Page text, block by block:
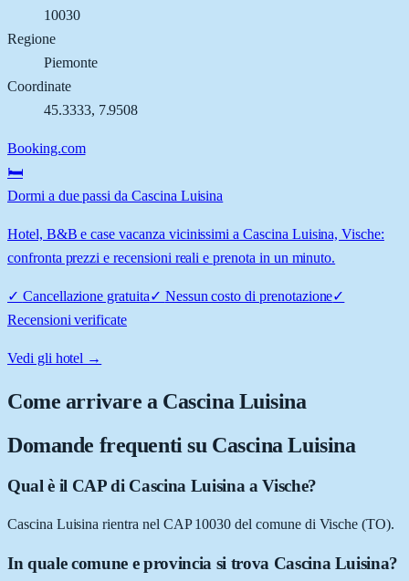
10030
Regione
Piemonte
Coordinate
45.3333, 7.9508
Booking.com
🛏️
Dormi a due passi da Cascina Luisina
Hotel, B&B e case vacanza vicinissimi a Cascina Luisina, Vische:
confronta prezzi e recensioni reali e prenota in un minuto.
✓ Cancellazione gratuita✓ Nessun costo di prenotazione✓
Recensioni verificate
Vedi gli hotel →
Come arrivare a Cascina Luisina
Domande frequenti su Cascina Luisina
Qual è il CAP di Cascina Luisina a Vische?
Cascina Luisina rientra nel CAP 10030 del comune di Vische (TO).
In quale comune e provincia si trova Cascina Luisina?